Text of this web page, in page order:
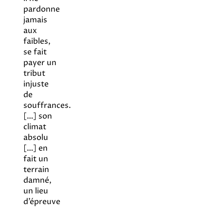
pardonne
jamais
aux
faibles,
se fait
payer un
tribut
injuste
de
souffrances.
[…] son
climat
absolu
[…] en
fait un
terrain
damné,
un lieu
d’épreuve